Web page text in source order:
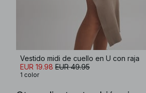
Vestido midi de cuello en U con raja
EUR 19.98 EUR 49.95
1 color